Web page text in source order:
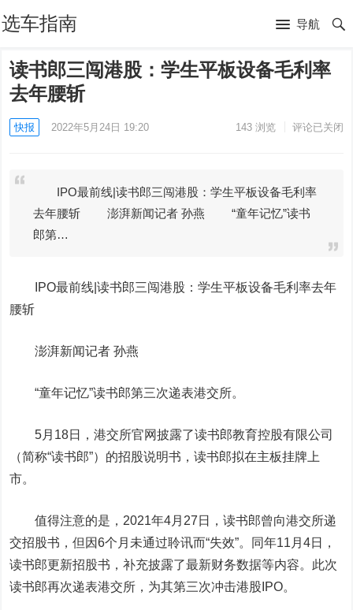
选车指南 导航
读书郎三闯港股：学生平板设备毛利率
去年腰斩
快报 2022年5月24日 19:20 143浏览 评论已关闭
IPO最前线|读书郎三闯港股：学生平板设备毛利率
去年腰斩 澎湃新闻记者 孙燕 “童年记忆”读书
郎第…
IPO最前线|读书郎三闯港股：学生平板设备毛利率去年
腰斩
澎湃新闻记者 孙燕
“童年记忆”读书郎第三次递表港交所。
5月18日，港交所官网披露了读书郎教育控股有限公司
（简称“读书郎”）的招股说明书，读书郎拟在主板挂牌上
市。
值得注意的是，2021年4月27日，读书郎曾向港交所递
交招股书，但因6个月未通过聆讯而“失效”。同年11月4日，
读书郎更新招股书，补充披露了最新财务数据等内容。此次
读书郎再次递表港交所，为其第三次冲击港股IPO。